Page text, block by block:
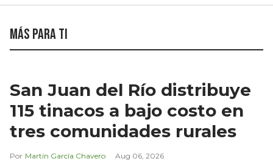
Más para ti
San Juan del Río distribuye
115 tinacos a bajo costo en
tres comunidades rurales
Martín García Chavero Aug 06, 2026